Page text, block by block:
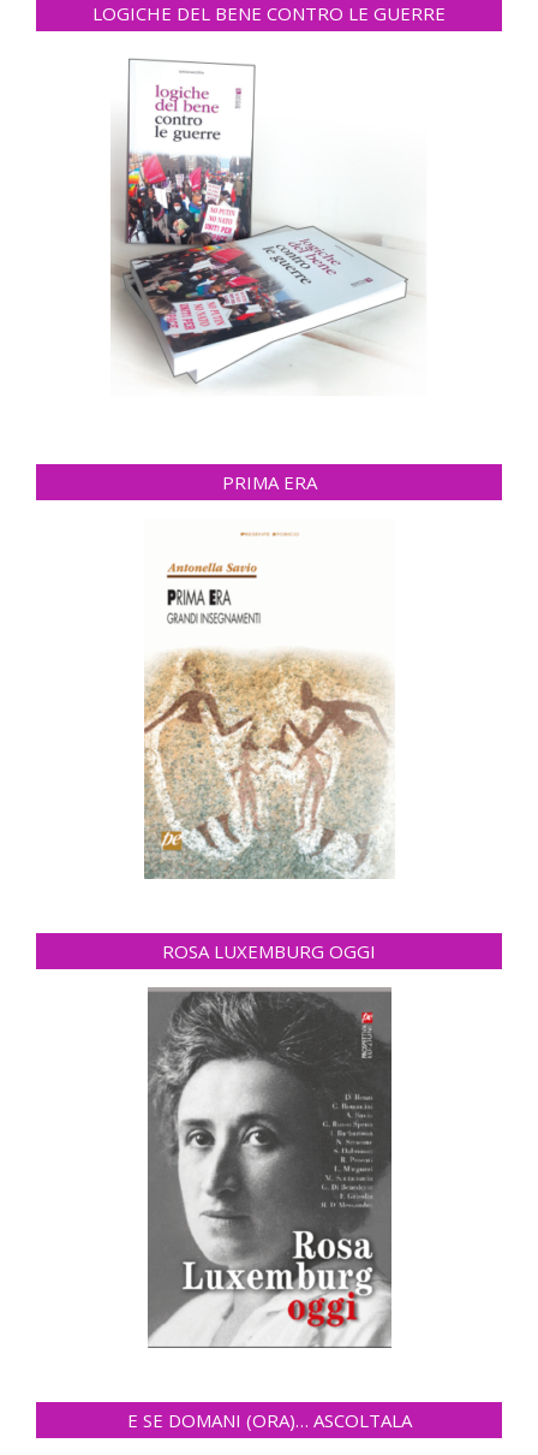
LOGICHE DEL BENE CONTRO LE GUERRE
PRIMA ERA
ROSA LUXEMBURG OGGI
E SE DOMANI (ORA)… ASCOLTALA